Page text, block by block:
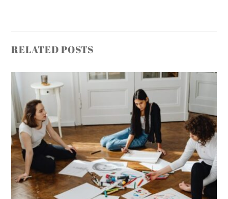
RELATED POSTS